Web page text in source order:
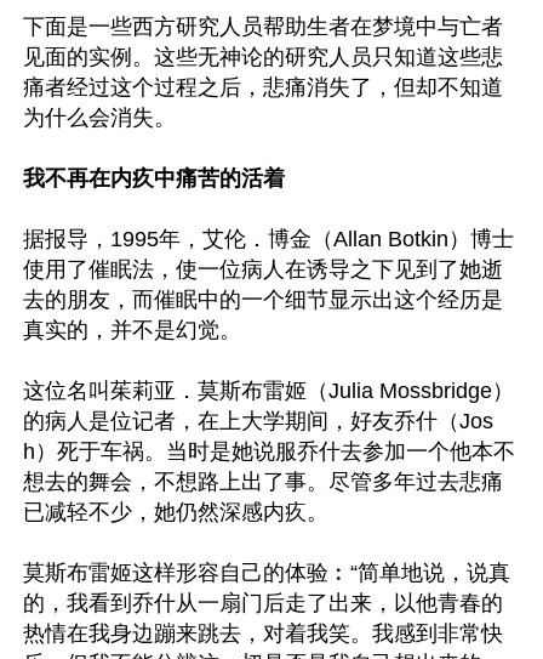
下面是一些西方研究人员帮助生者在梦境中与亡者
见面的实例。这些无神论的研究人员只知道这些悲
痛者经过这个过程之后，悲痛消失了，但却不知道
为什么会消失。
我不再在内疚中痛苦的活着
据报导，1995年，艾伦．博金（Allan Botkin）博士
使用了催眠法，使一位病人在诱导之下见到了她逝
去的朋友，而催眠中的一个细节显示出这个经历是
真实的，并不是幻觉。
这位名叫茱莉亚．莫斯布雷姬（Julia Mossbridge）
的病人是位记者，在上大学期间，好友乔什（Jos
h）死于车祸。当时是她说服乔什去参加一个他本不
想去的舞会，不想路上出了事。尽管多年过去悲痛
已减轻不少，她仍然深感内疚。
莫斯布雷姬这样形容自己的体验︰“简单地说，说真
的，我看到乔什从一扇门后走了出来，以他青春的
热情在我身边蹦来跳去，对着我笑。我感到非常快